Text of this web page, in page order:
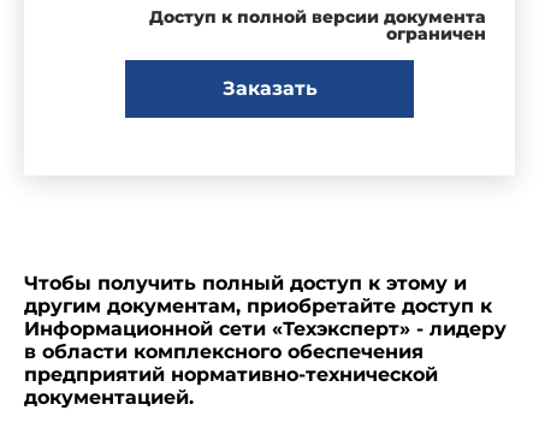
Доступ к полной версии документа
ограничен
Заказать
Чтобы получить полный доступ к этому и
другим документам, приобретайте доступ к
Информационной сети «Техэксперт» - лидеру
в области комплексного обеспечения
предприятий нормативно-технической
документацией.